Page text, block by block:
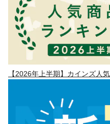
【2026年上半期】カインズ人